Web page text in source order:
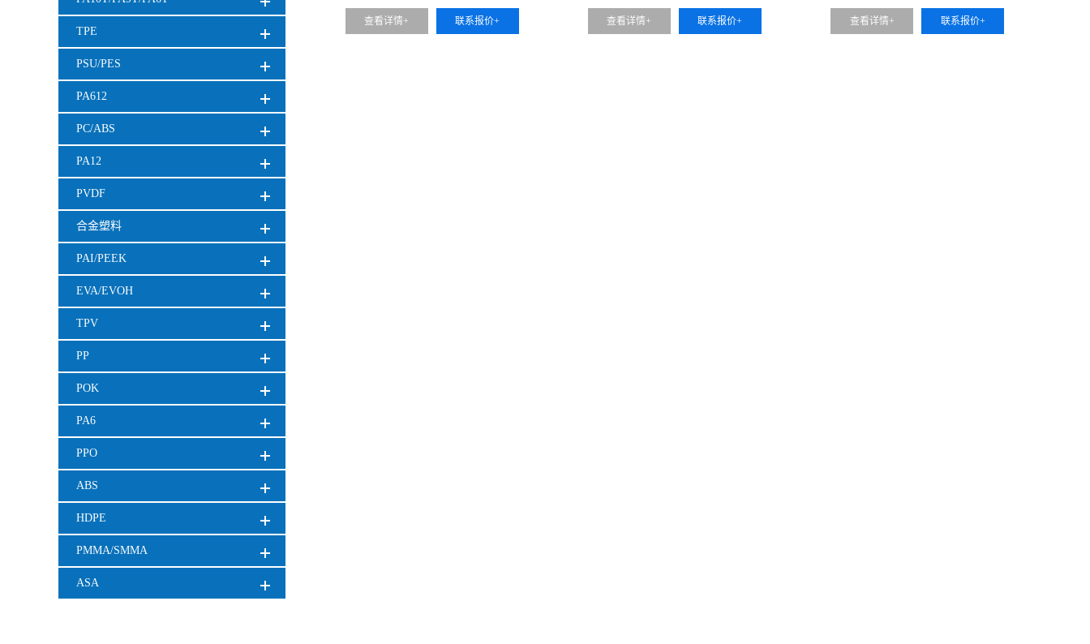
TPE
PSU/PES
PA612
PC/ABS
PA12
PVDF
合金塑料
PAI/PEEK
EVA/EVOH
TPV
PP
POK
PA6
PPO
ABS
HDPE
PMMA/SMMA
ASA
查看详情+ 联系报价+ 查看详情+ 联系报价+ 查看详情+ 联系报价+